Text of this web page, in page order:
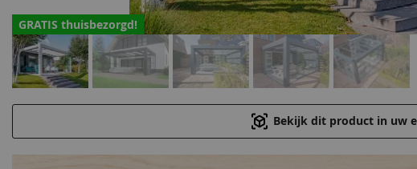
GRATIS thuisbezorgd!
Bekijk dit product in uw